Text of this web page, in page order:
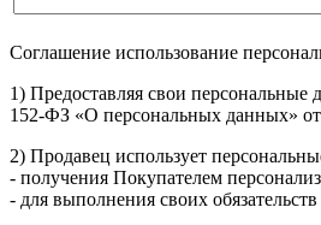
Соглашение использование
1) Предоставляя свои
152-ФЗ «О персональных данных»
2) Продавец использует
- получения Покупателем
- для выполнения своих